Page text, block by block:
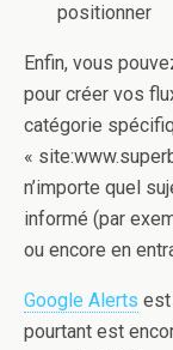
positionner
Enfin, vous
pour créer vos
catégorie
«
n’importe quel
informé (par
ou encore en
Google Alerts est
pourtant est